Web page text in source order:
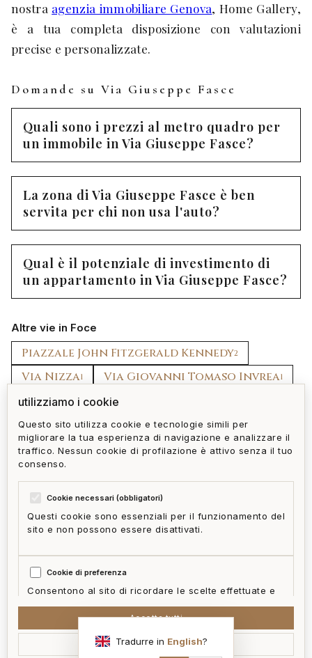
nostra agenzia immobiliare Genova, Home Gallery,
è a tua completa disposizione con valutazioni
precise e personalizzate.
Domande su Via Giuseppe Fasce
Quali sono i prezzi al metro quadro per
un immobile in Via Giuseppe Fasce?
La zona di Via Giuseppe Fasce è ben
servita per chi non usa l'auto?
Qual è il potenziale di investimento di
un appartamento in Via Giuseppe Fasce?
Altre vie in Foce
Piazzale John Fitzgerald Kennedy2
Via Nizza1 Via Giovanni Tomaso Invrea1
Via Carlo Barabino
torna a foce tutti gli immobili
McFrancis
mappa del sito
utilizziamo i cookie
Questo sito utilizza cookie e tecnologie simili per
migliorare la tua esperienza di navigazione e analizzare il
traffico. Nessun cookie di profilazione è attivo senza il tuo
consenso.
Cookie necessari (obbligatori)
Questi cookie sono essenziali per il funzionamento del
sito e non possono essere disattivati.
Cookie di preferenza
Consentono al sito di ricordare le scelte effettuate e
Cookie statistici
Accetta tutti
Accetta selezionati
Tradurre in English?